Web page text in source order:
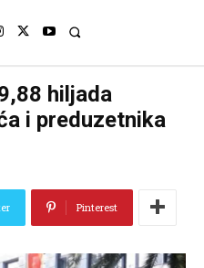
hiljada
i preduzetnika
Pinterest